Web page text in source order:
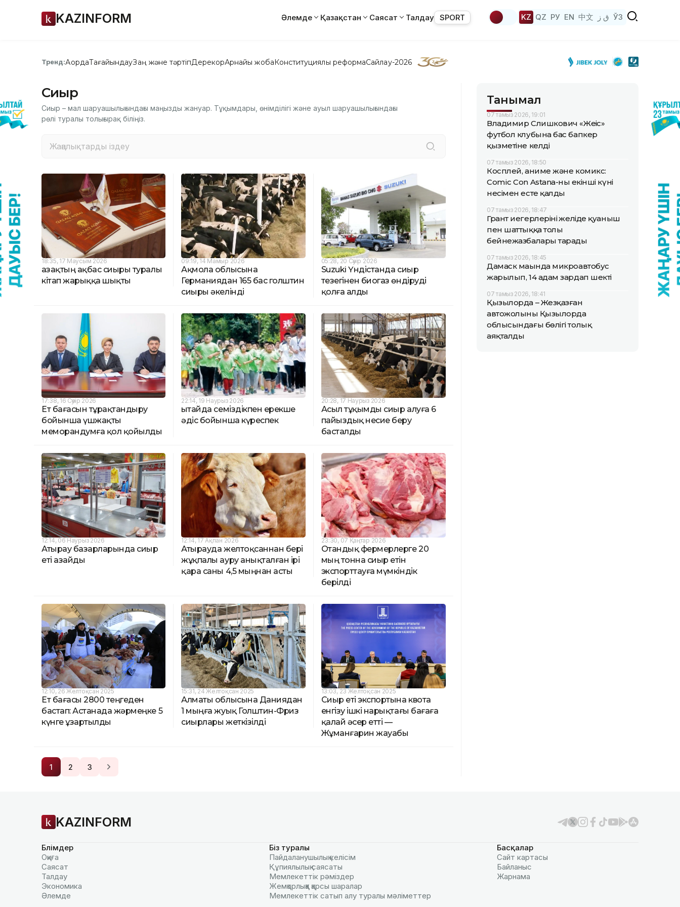
KAZINFORM Әлемде Қазақстан Саясат Талдау SPORT KZ QZ РУ EN 中文 ق ز ЎЗ
Тренд:АқордаТағайындауЗаң және тәртіпДерекқорАрнайы жобаКонституциялық реформаСайлау-2026
Сиыр
Сиыр – мал шаруашылығындағы маңызды жануар. Тұқымдары, өнімділігі және ауыл шаруашылығындағы
рөлі туралы толығырақ біліңіз.
18:35, 17 Маусым 2026
Қазақтың ақбас сиыры туралы
кітап жарыққа шықты
09:19, 14 Мамыр 2026
Ақмола облысына
Германиядан 165 бас голштин
сиыры әкелінді
05:28, 20 Сәуір 2026
Suzuki Үндістанда сиыр
тезегінен биогаз өндіруді
қолға алды
17:38, 16 Сәуір 2026
Ет бағасын тұрақтандыру
бойынша үшжақты
меморандумға қол қойылды
22:14, 19 Наурыз 2026
Қытайда семіздікпен ерекше
әдіс бойынша күреспек
20:28, 17 Наурыз 2026
Асыл тұқымды сиыр алуға 6
пайыздық несие беру
басталды
12:14, 06 Наурыз 2026
Атырау базарларында сиыр
еті азайды
12:14, 17 Ақпан 2026
Атырауда желтоқсаннан бері
жұқпалы ауру анықталған ірі
қара саны 4,5 мыңнан асты
23:30, 07 Қаңтар 2026
Отандық фермерлерге 20
мың тонна сиыр етін
экспорттауға мүмкіндік
берілді
12:10, 26 Желтоқсан 2025
Ет бағасы 2800 теңгеден
бастап: Астанада жәрмеңке 5
күнге ұзартылды
15:31, 24 Желтоқсан 2025
Алматы облысына Даниядан
1 мыңға жуық Голштин-Фриз
сиырлары жеткізілді
13:03, 23 Желтоқсан 2025
Сиыр еті экспортына квота
енгізу ішкі нарықтағы бағаға
қалай әсер етті —
Жұманғарин жауабы
1 2 3
Танымал
07 тамыз 2026, 19:01
Владимир Слишкович «Жеңіс»
футбол клубына бас бапкер
қызметіне келді
07 тамыз 2026, 18:50
Косплей, аниме және комикс:
Comic Con Astana-ның екінші күні
несімен есте қалды
07 тамыз 2026, 18:47
Грант иегерлерінің желіде қуаныш
пен шаттыққа толы
бейнежазбалары тарады
07 тамыз 2026, 18:45
Дамаск маңында микроавтобус
жарылып, 14 адам зардап шекті
07 тамыз 2026, 18:41
Қызылорда – Жезқазған
автожолының Қызылорда
облысындағы бөлігі толық
аяқталды
KAZINFORM
Бөлімдер
Оқиға
Саясат
Талдау
Экономика
Әлемде
Біз туралы
Пайдаланушылық келiciм
Құпиялылық саясаты
Мемлекеттік рәміздер
Жемқорлыққа қарсы шаралар
Мемлекеттік сатып алу туралы мәлiметтер
Басқалар
Сайт картасы
Байланыс
Жарнама